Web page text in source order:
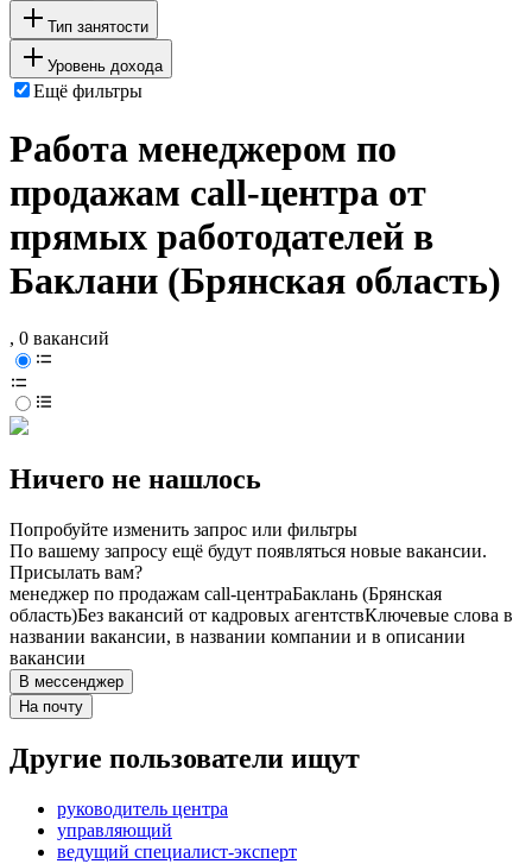
Тип занятости
Уровень дохода
Ещё фильтры
Работа менеджером по
продажам call-центра от
прямых работодателей в
Баклани (Брянская область)
, 0 вакансий
Ничего не нашлось
Попробуйте изменить запрос или фильтры
По вашему запросу ещё будут появляться новые вакансии.
Присылать вам?
менеджер по продажам call-центраБаклань (Брянская
область)Без вакансий от кадровых агентствКлючевые слова в
названии вакансии, в названии компании и в описании
вакансии
В мессенджер
На почту
Другие пользователи ищут
руководитель центра
управляющий
ведущий специалист-эксперт